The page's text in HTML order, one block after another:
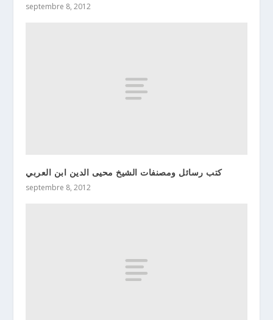
septembre 8, 2012
كتب رسائل ومصنفات الشيخ محيى الدين ابن العربي
septembre 8, 2012